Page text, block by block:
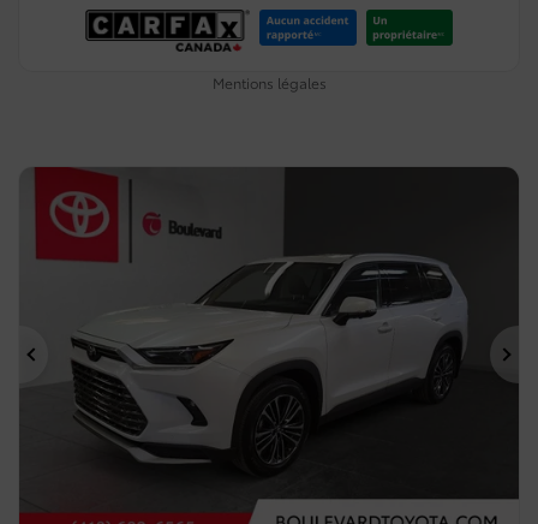
Mentions légales
Précédent